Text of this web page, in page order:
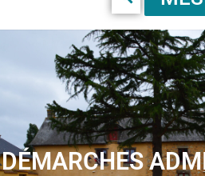
DÉMARCHES